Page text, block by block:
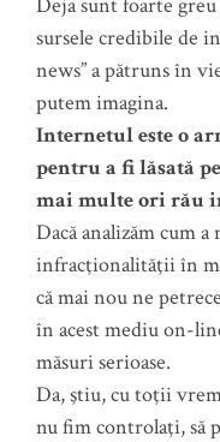
sursele credibile de
news” a pătruns în
putem imagina.
Internetul este o
pentru a fi lăsată
mai multe ori rău
Dacă analizăm cum
infracţionalităţii în
că mai nou ne
în acest mediu on-
măsuri serioase.
Da, ştiu, cu toţii
nu fim controlaţi, să